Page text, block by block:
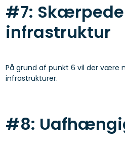
#7:
infrastruktur
På grund af punkt 6 vil der være
infrastrukturer.
#8: